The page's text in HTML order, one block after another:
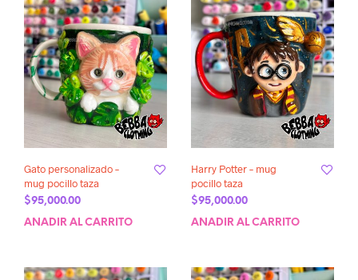
Gato personalizado –
mug pocillo taza
$95,000.00
AÑADIR AL CARRITO
Harry Potter – mug
pocillo taza
$95,000.00
AÑADIR AL CARRITO